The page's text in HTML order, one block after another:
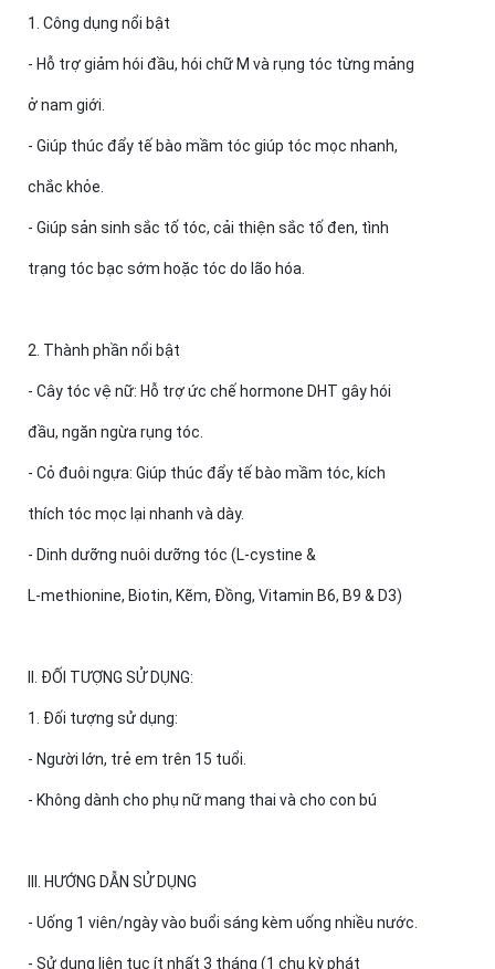
1. Công dụng nổi bật
- Hỗ trợ giảm hói đầu, hói chữ M và rụng tóc từng mảng
ở nam giới.
- Giúp thúc đẩy tế bào mầm tóc giúp tóc mọc nhanh,
chắc khỏe.
- Giúp sản sinh sắc tố tóc, cải thiện sắc tố đen, tình
trạng tóc bạc sớm hoặc tóc do lão hóa.
2. Thành phần nổi bật
- Cây tóc vệ nữ: Hỗ trợ ức chế hormone DHT gây hói
đầu, ngăn ngừa rụng tóc.
- Cỏ đuôi ngựa: Giúp thúc đẩy tế bào mầm tóc, kích
thích tóc mọc lại nhanh và dày.
- Dinh dưỡng nuôi dưỡng tóc (L-cystine &
L-methionine, Biotin, Kẽm, Đồng, Vitamin B6, B9 & D3)
II. ĐỐI TƯỢNG SỬ DỤNG:
1. Đối tượng sử dụng:
- Người lớn, trẻ em trên 15 tuổi.
- Không dành cho phụ nữ mang thai và cho con bú
III. HƯỚNG DẪN SỬ DỤNG
- Uống 1 viên/ngày vào buổi sáng kèm uống nhiều nước.
- Sử dụng liên tục ít nhất 3 tháng (1 chu kỳ phát